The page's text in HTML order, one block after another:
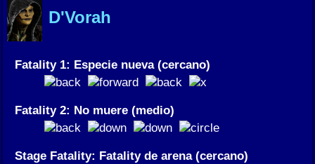
D'Vorah
Fatality 1: Especie nueva (cercano)
Fatality 2: No muere (medio)
Stage Fatality: Fatality de arena (cercano)